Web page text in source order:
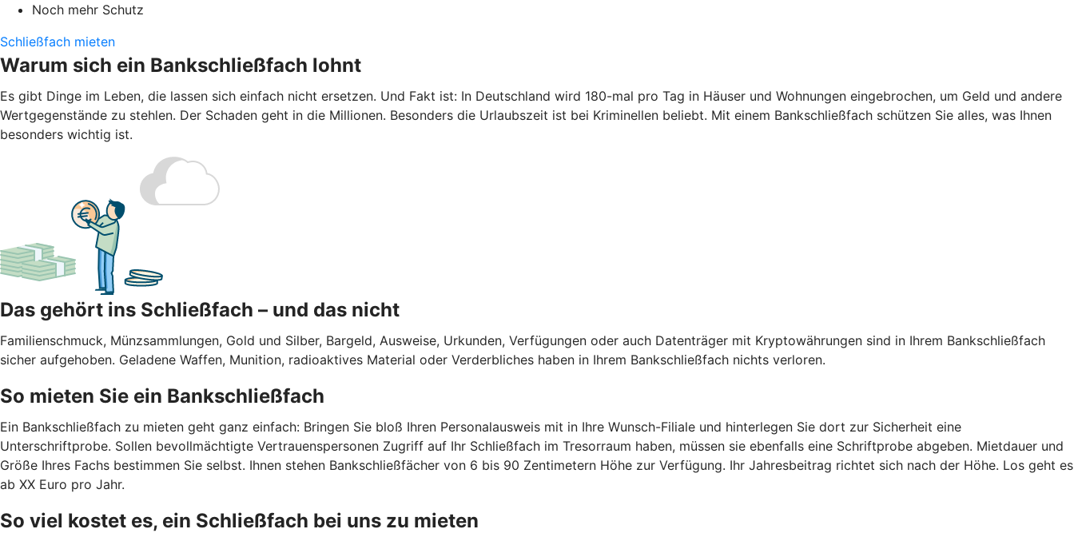
Noch mehr Schutz
Schließfach mieten
Warum sich ein Bankschließfach lohnt
Es gibt Dinge im Leben, die lassen sich einfach nicht ersetzen. Und Fakt ist: In Deutschland wird 180-mal pro Tag in Häuser und Wohnungen eingebrochen, um Geld und andere
Wertgegenstände zu stehlen. Der Schaden geht in die Millionen. Besonders die Urlaubszeit ist bei Kriminellen beliebt. Mit einem Bankschließfach schützen Sie alles, was Ihnen
besonders wichtig ist.
Das gehört ins Schließfach – und das nicht
Familienschmuck, Münzsammlungen, Gold und Silber, Bargeld, Ausweise, Urkunden, Verfügungen oder auch Datenträger mit Kryptowährungen sind in Ihrem Bankschließfach
sicher aufgehoben. Geladene Waffen, Munition, radioaktives Material oder Verderbliches haben in Ihrem Bankschließfach nichts verloren.
So mieten Sie ein Bankschließfach
Ein Bankschließfach zu mieten geht ganz einfach: Bringen Sie bloß Ihren Personalausweis mit in Ihre Wunsch-Filiale und hinterlegen Sie dort zur Sicherheit eine
Unterschriftprobe. Sollen bevollmächtigte Vertrauenspersonen Zugriff auf Ihr Schließfach im Tresorraum haben, müssen sie ebenfalls eine Schriftprobe abgeben. Mietdauer und
Größe Ihres Fachs bestimmen Sie selbst. Ihnen stehen Bankschließfächer von 6 bis 90 Zentimetern Höhe zur Verfügung. Ihr Jahresbeitrag richtet sich nach der Höhe. Los geht es
ab XX Euro pro Jahr.
So viel kostet es, ein Schließfach bei uns zu mieten